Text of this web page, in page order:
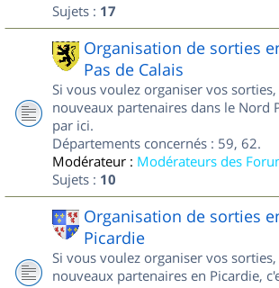
Sujets : 17
Organisation de sorties
Pas de Calais
Si vous voulez organiser vos
nouveaux partenaires dans le Nord
par ici.
Départements concernés : 59, 62.
Modérateur : Modérateurs des
Sujets : 10
Organisation de sorties
Picardie
Si vous voulez organiser vos
nouveaux partenaires en Picardie,